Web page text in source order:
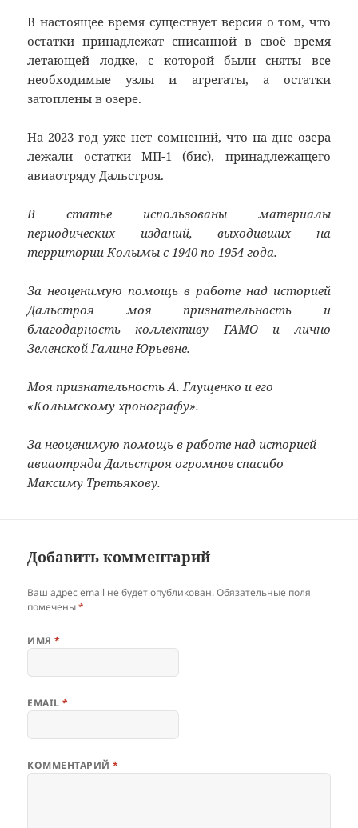
В настоящее время существует версия о том, что
остатки принадлежат списанной в своё время
летающей лодке, с которой были сняты все
необходимые узлы и агрегаты, а остатки
затоплены в озере.
На 2023 год уже нет сомнений, что на дне озера
лежали остатки МП-1 (бис), принадлежащего
авиаотряду Дальстроя.
В статье использованыматериалы
периодических изданий, выходивших на
территории Колымы с 1940 по 1954 года.
За неоценимую помощь в работе над историей
Дальстроя моя признательность и
благодарность коллективу ГАМО и лично
Зеленской Галине Юрьевне.
Моя признательность А. Глущенко и его
«Колымскому хронографу».
За неоценимую помощь в работе над историей
авиаотряда Дальстроя огромное спасибо
Максиму Третьякову.
Добавить комментарий
Ваш адрес email не будет опубликован. Обязательные поля
помечены*
ИМЯ*
EMAIL*
КОММЕНТАРИЙ*